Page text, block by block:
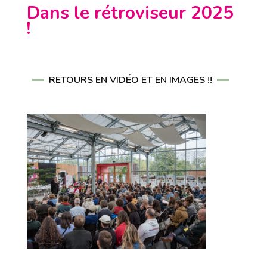
Dans le rétroviseur 2025
!
RETOURS EN VIDÉO ET EN IMAGES !!